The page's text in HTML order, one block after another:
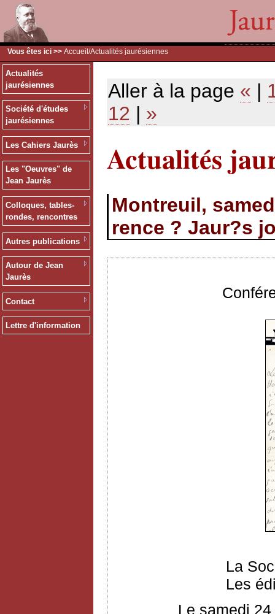
Vous êtes ici >> Accueil /Actualités jaurésiennes
Actualités
jaurésiennes
Société d'études
jaurésiennes
Les Cahiers Jaurès
Les "Oeuvres" de
Jean Jaurès
Colloques, tables-
rondes, rencontres
Autres publications
Autour de Jean
Jaurès
Contact
Lettre d'information
Aller à la page « |
12 | »
Actualités
Montreuil,
rence ? Jaur?s
La
Les
Le samedi